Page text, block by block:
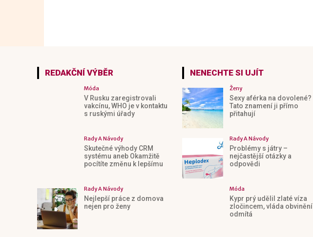
REDAKČNÍ VÝBĚR
Móda
V Rusku zaregistrovali
vakcínu, WHO je v kontaktu
s ruskými úřady
Rady A Návody
Skutečné výhody CRM
systému aneb Okamžitě
pocítíte změnu k lepšímu
Rady A Návody
Nejlepší práce z domova
nejen pro ženy
NENECHTE SI UJÍT
Ženy
Sexy aférka na dovolené?
Tato znamení ji přímo
přitahují
Rady A Návody
Problémy s játry –
nejčastější otázky a
odpovědi
Móda
Kypr prý udělil zlaté víza
zločincem, vláda obvinění
odmítá